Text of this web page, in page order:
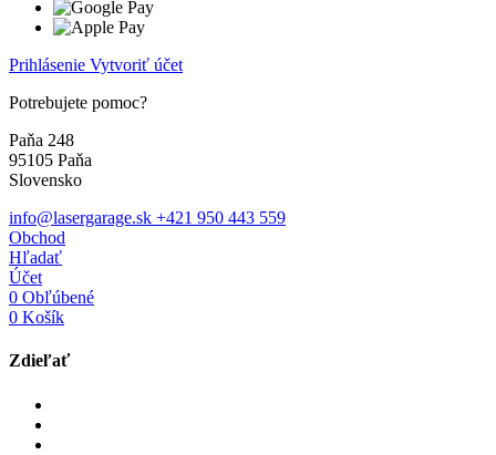
Prihlásenie Vytvoriť účet
Potrebujete pomoc?
Paňa 248
95105 Paňa
Slovensko
info@lasergarage.sk +421 950 443 559
Obchod
Hľadať
Účet
0 Obľúbené
0 Košík
Zdieľať